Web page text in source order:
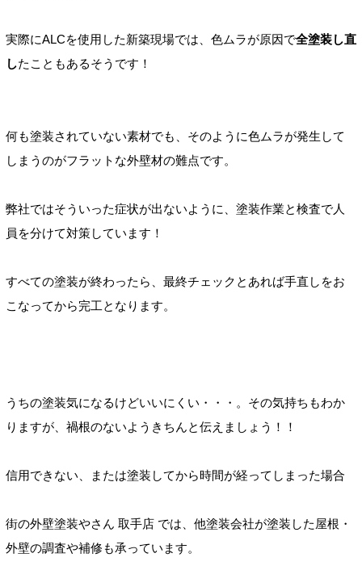
実際にALCを使用した新築現場では、色ムラが原因で全塗装し直
したこともあるそうです！
何も塗装されていない素材でも、そのように色ムラが発生して
しまうのがフラットな外壁材の難点です。
弊社ではそういった症状が出ないように、塗装作業と検査で人
員を分けて対策しています！
すべての塗装が終わったら、最終チェックとあれば手直しをお
こなってから完工となります。
うちの塗装気になるけどいいにくい・・・。その気持ちもわか
りますが、禍根のないようきちんと伝えましょう！！
信用できない、または塗装してから時間が経ってしまった場合
街の外壁塗装やさん 取手店 では、他塗装会社が塗装した屋根・
外壁の調査や補修も承っています。